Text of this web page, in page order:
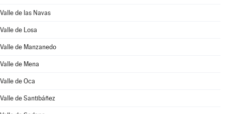
Valle de las Navas
Valle de Losa
Valle de Manzanedo
Valle de Mena
Valle de Oca
Valle de Santibáñez